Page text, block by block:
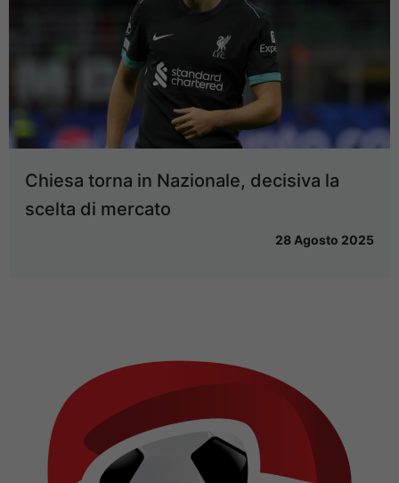
Chiesa torna in Nazionale, decisiva la
scelta di mercato
28 Agosto 2025